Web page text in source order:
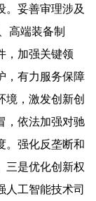
。妥善审理涉及
高端装备制
，加强关键领
，有力服务保障
境，激发创新创
，依法加强对驰
。强化反垄断和
三是优化创新权
人工智能技术司